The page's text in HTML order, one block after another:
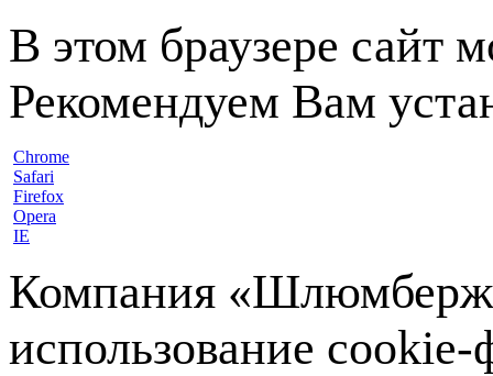
В этом браузере сайт
Рекомендуем Вам
Chrome
Safari
Firefox
Opera
IE
Компания
использование